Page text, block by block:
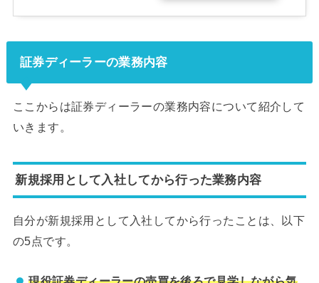
証券ディーラーの業務内容
ここからは証券ディーラーの業務内容について紹介して
いきます。
新規採用として入社してから行った業務内容
自分が新規採用として入社してから行ったことは、以下
の5点です。